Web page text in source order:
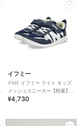
イフミー
IFME イフミー ライト キッズ
メッシュスニーカー【軽量】
子供靴 ストラップシューズ 1
¥4,730